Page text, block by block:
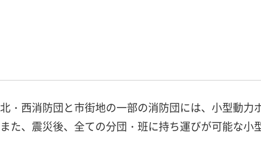
北・西消防団と市街地の一部の消防団には、小型動力
また、震災後、全ての分団・班に持ち運びが可能な小